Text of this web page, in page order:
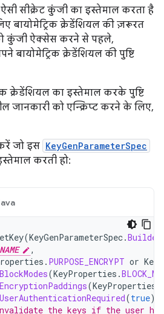
सीक्रेट कुंजी का इस्तेमाल करता है
बायोमेट्रिक क्रेडेंशियल की ज़रूरत
कुंजी ऐक्सेस करने से पहले,
बायोमेट्रिक क्रेडेंशियल की पुष्टि
क्रेडेंशियल का इस्तेमाल करके पुष्टि
जानकारी को एन्क्रिप्ट करने के लिए,
जो इस KeyGenParameterSpec
करती हो:
(KeyGenParameterSpec.Builder
,
. PURPOSE_ENCRYPT or
(KeyProperties .
(KeyProperties
(true)
the keys if the user